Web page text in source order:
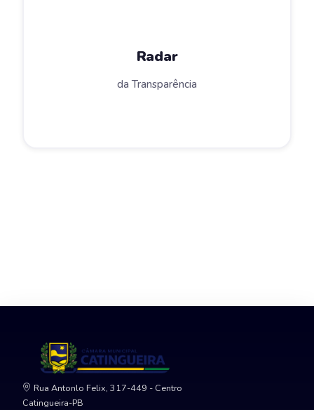
Radar
da Transparência
Rua Antonlo Felix, 317-449 - Centro
Catingueira-PB